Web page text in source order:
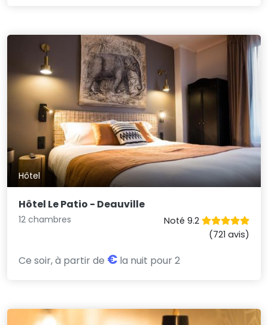
Hôtel
Hôtel Le Patio - Deauville
12 chambres
Noté 9.2
(721 avis)
Ce soir, à partir de € la nuit pour 2